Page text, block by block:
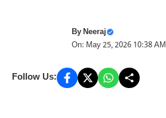
ByNeeraj
On: May 25, 2026 10:38 AM
Follow Us: